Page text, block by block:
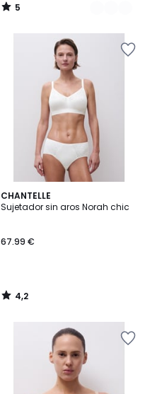
5
/
CHANTELLE
Sujetador sin aros Norah chic
67.99 €
4,2
/ 5
4,2
/